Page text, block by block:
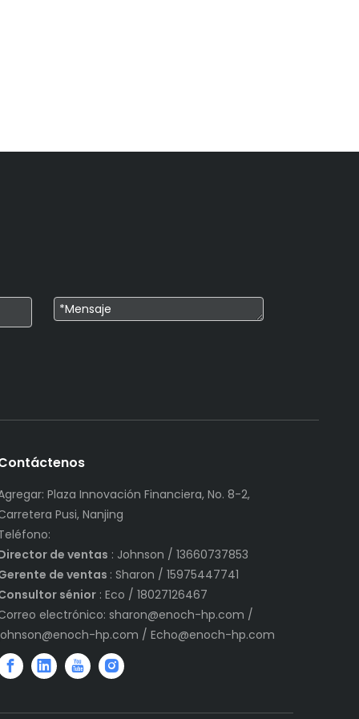
Plaza Innovación Financiera, No. 8-2,
Pusi, Nanjing
de ventas : Johnson / 13660737853
de ventas : Sharon / 15975447741
sénior: Eco / 18027126467
electrónico: sharon@enoch-hp.com /
hp.com / Echo@enoch-hp.com